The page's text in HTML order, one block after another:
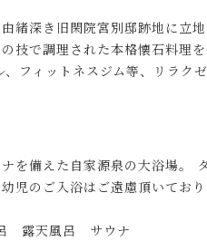
緒深き旧閑院宮別邸跡地に立地
技で調理された本格懐石料理
フィットネスジム等、リラク
を備えた自家源泉の大浴場。
児のご入浴はご遠慮頂いており
露天風呂 サウナ